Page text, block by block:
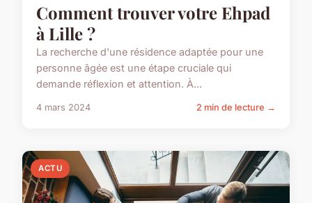
Comment trouver votre Ehpad
à Lille ?
La recherche d'une résidence adaptée pour une
personne âgée est une étape cruciale qui
demande réflexion et attention. À...
4 mars 2024 2 min de lecture →
ACTU